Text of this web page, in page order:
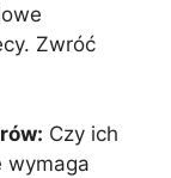
Zwróć
Czy ich
wymaga